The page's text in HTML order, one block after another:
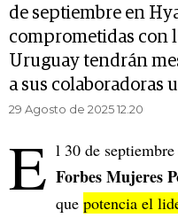
de septiembre en
comprometidas con
Uruguay tendrán
a sus colaboradoras
29 Agosto de 2025 12.20
E l 30 de
Forbes Mujeres
que potencia el